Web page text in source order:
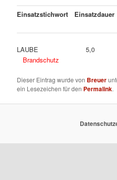
Einsatzstichwort Einsatzdauer
LAUBE
Brandschutz
Dieser Eintrag wurde von Breuer
ein Lesezeichen für den Permalink.